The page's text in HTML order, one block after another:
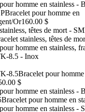
Bracelet pour homme en
Or160.00 $
stainless, têtes de
8.5Bracelet pour
$
Bracelet pour homme en